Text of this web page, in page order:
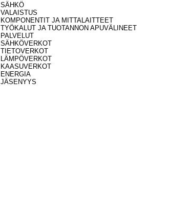
SÄHKÖ
VALAISTUS
KOMPONENTIT JA MITTALAITTEET
TYÖKALUT JA TUOTANNON APUVÄLINEET
PALVELUT
SÄHKÖVERKOT
TIETOVERKOT
LÄMPÖVERKOT
KAASUVERKOT
ENERGIA
JÄSENYYS